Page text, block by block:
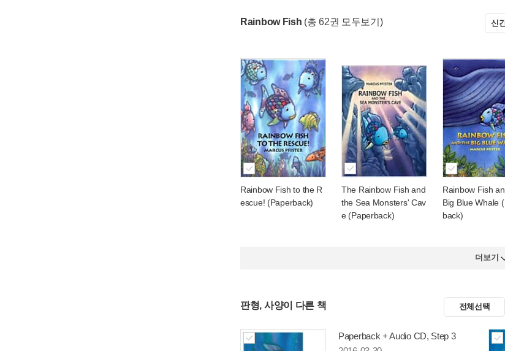
Rainbow Fish (총 62권 모두보기) 신
Rainbow Fish to the R
escue! (Paperback)
The Rainbow Fish and
the Sea Monsters' Cav
e (Paperback)
Rainbow Fish
Big Blue Whale
back)
더보기
판형, 사양이 다른 책 전체선택
Paperback + Audio CD, Step 3